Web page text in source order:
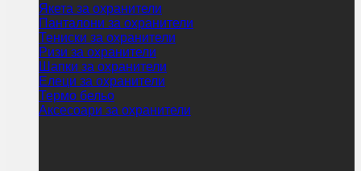
Якета за охранители
Панталони за охранители
Тениски за охранители
Ризи за охранители
Шапки за охранители
Елеци за охранители
Термо бельо
Аксесоари за охранители